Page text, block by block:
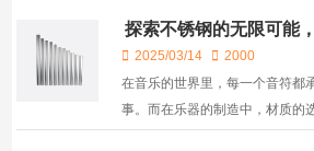
探索不锈钢的无限可能
验2025/03/14
2000
在音乐的世界里，每一个音符都
事。而在乐器的制造中，材质的